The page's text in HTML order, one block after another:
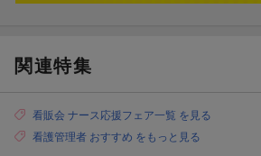
3．中途採用（経験者採用）で感じる入職
1．看護主任としての自己研鑽に努め，能力
3．特定行為研修制度
XI スタッフの個別性の理解と指導方法
関連特集
看販会 ナース応援フェア一覧 を見る
看護管理者 おすすめ をもっと見る